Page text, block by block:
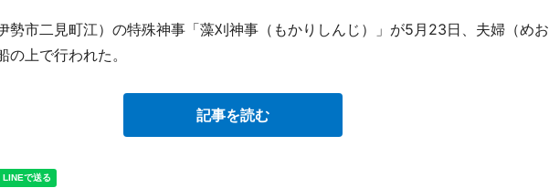
勢市二見町江）の特殊神事「藻刈神事（もかりしんじ）」が5月23日、夫婦（めお
の上で行われた。
記事を読む